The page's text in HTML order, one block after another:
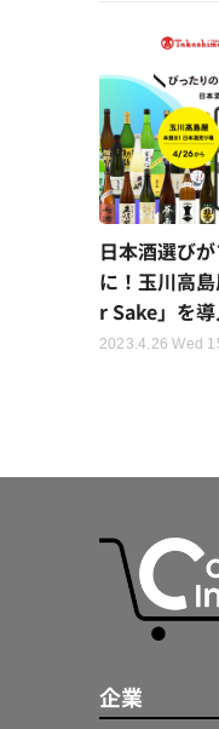
日本酒選び
に！玉川高
r Sake」を
2023.4.26 Wed
企業